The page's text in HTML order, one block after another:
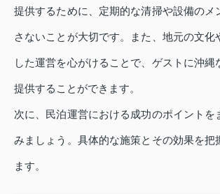
提供するために、定期的な清掃や設備のメ
さないことが大切です。また、地元の文化
した運営を心がけることで、ゲストに沖縄
提供することができます。
次に、民泊運営における成功のポイントを
みましょう。具体的な施策とその効果を把
ます。